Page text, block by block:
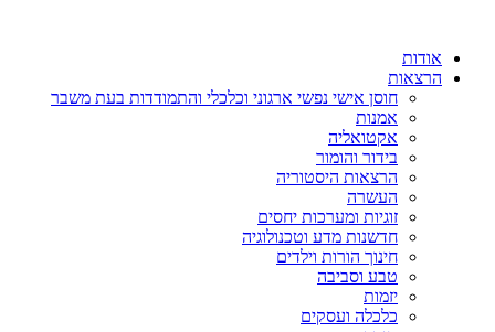
אודות
הרצאות
חוסן אישי נפשי ארגוני וכלכלי והתמודדות בעת משבר
אמנות
אקטואליה
בידור והומור
הרצאות היסטוריה
העשרה
זוגיות ומערכות יחסים
חדשנות מדע וטכנולוגיה
חינוך הורות וילדים
טבע וסביבה
יזמות
כלכלה ועסקים